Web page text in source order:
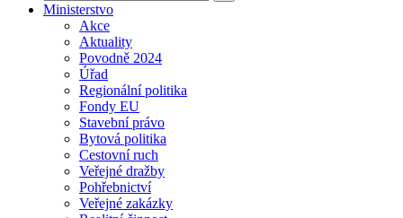
Ministerstvo
Akce
Aktuality
Povodně 2024
Úřad
Regionální politika
Fondy EU
Stavební právo
Bytová politika
Cestovní ruch
Veřejné dražby
Pohřebnictví
Veřejné zakázky